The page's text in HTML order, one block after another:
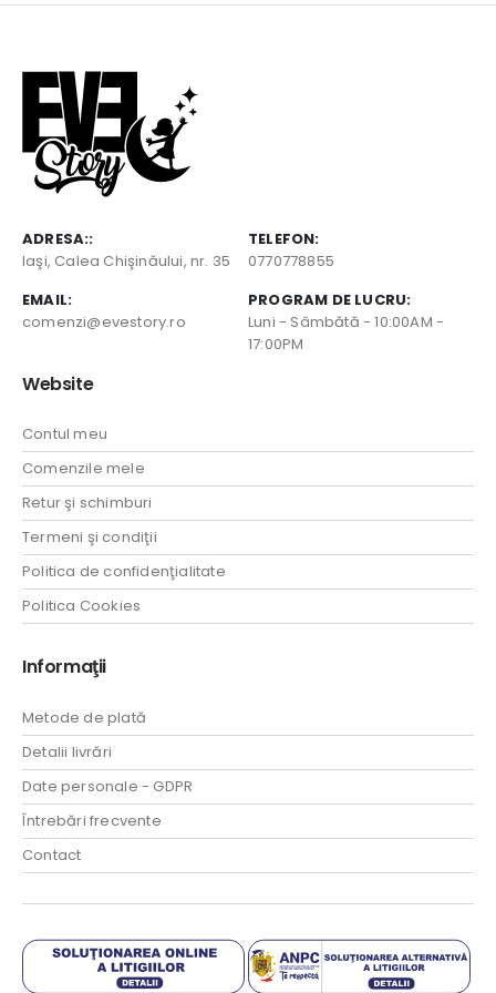
ADRESA::
Iaşi, Calea Chişinăului, nr. 35
TELEFON:
0770778855
EMAIL:
comenzi@evestory.ro
PROGRAM DE LUCRU:
Luni - Sâmbătă - 10:00AM -
17:00PM
Website
Contul meu
Comenzile mele
Retur şi schimburi
Termeni şi condiţii
Politica de confidenţialitate
Politica Cookies
Informaţii
Metode de plată
Detalii livrări
Date personale - GDPR
Întrebări frecvente
Contact